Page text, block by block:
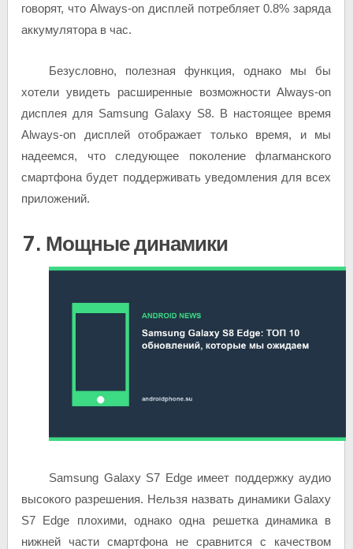
говорят, что Always-on дисплей потребляет 0.8% заряда
аккумулятора в час.
Безусловно, полезная функция, однако мы бы
хотели увидеть расширенные возможности Always-on
дисплея для Samsung Galaxy S8. В настоящее время
Always-on дисплей отображает только время, и мы
надеемся, что следующее поколение флагманского
смартфона будет поддерживать уведомления для всех
приложений.
7. Мощные динамики
Samsung Galaxy S7 Edge имеет поддержку аудио
высокого разрешения. Нельзя назвать динамики Galaxy
S7 Edge плохими, однако одна решетка динамика в
нижней части смартфона не сравнится с качеством